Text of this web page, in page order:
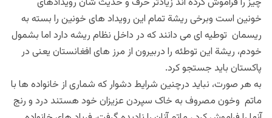
خونین است وبرخی ریشة تمام این رویداد های خونین را بسته به
ریسمان توطیه ای می دانند که در داخل نظام ریشه دارد اما بشمول
خودم، ریشة این توطئه را دربیرون از مرز های افغانستان یعنی در
پاکستان باید جستجو کرد.
به هر صورت، نباید درچنین شرایط دشوار که شماری از خانواده ها با
ماتم وخون مصروف به خاک سپردن عزیزان خود هستند درد و رنج